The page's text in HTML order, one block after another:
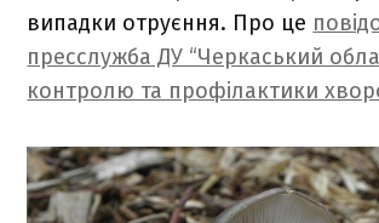
випадки отруєння. Про це
пресслужба ДУ “Черкаський
контролю та профілактики